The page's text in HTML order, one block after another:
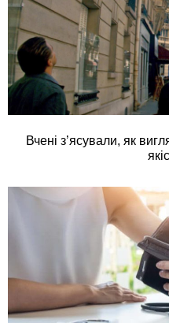
Вчені з’ясували, як